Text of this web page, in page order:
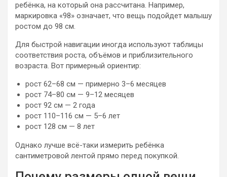
ребёнка, на который она рассчитана. Например,
маркировка «98» означает, что вещь подойдет малышу
ростом до 98 см.
Для быстрой навигации иногда используют таблицы
соответствия роста, объёмов и приблизительного
возраста. Вот примерный ориентир:
рост 62–68 см — примерно 3–6 месяцев
рост 74–80 см — 9–12 месяцев
рост 92 см — 2 года
рост 110–116 см — 5–6 лет
рост 128 см — 8 лет
Однако лучше всё-таки измерить ребёнка
сантиметровой лентой прямо перед покупкой.